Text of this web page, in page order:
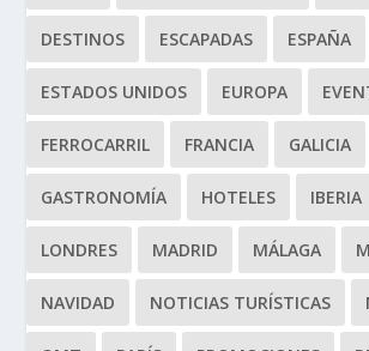
DESTINOS ESCAPADAS ESPAÑA
ESTADOS UNIDOS EUROPA
FERROCARRIL FRANCIA GALICIA
GASTRONOMÍA HOTELES IBERIA
LONDRES MADRID MÁLAGA
NAVIDAD NOTICIAS TURÍSTICAS